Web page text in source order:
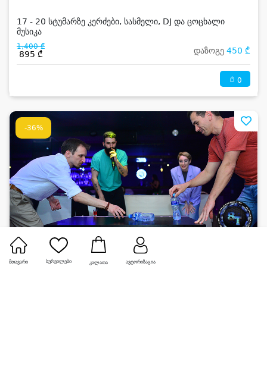
მთავარი სურვილები კალათა ავტორიზაცია
17 - 20 სტუმარზე კერძები, სასმელი, DJ და ცოცხალი
მუსიკა
1,400 ₾
895 ₾ დაზოგე 450 ₾
0
-36%
Selftime • სელფთაიმი